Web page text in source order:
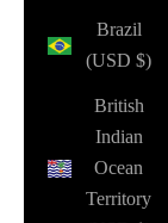
Brazil
(USD $)
British
Indian
Ocean
Territory